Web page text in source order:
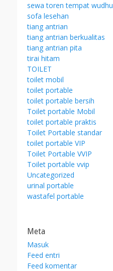
sewa toren tempat wudhu
sofa lesehan
tiang antrian
tiang antrian berkualitas
tiang antrian pita
tirai hitam
TOILET
toilet mobil
toilet portable
toilet portable bersih
Toilet portable Mobil
toilet portable praktis
Toilet Portable standar
toilet portable VIP
Toilet Portable VVIP
Toilet portable vvip
Uncategorized
urinal portable
wastafel portable
Meta
Masuk
Feed entri
Feed komentar